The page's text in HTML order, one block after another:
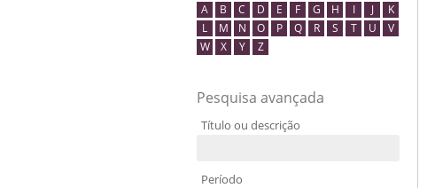
A B C D E F G H I J
K
L
M N O P Q R S T U
V
W
X Y Z
Pesquisa avançada
Título ou descrição
Período